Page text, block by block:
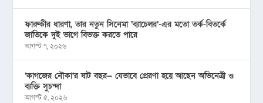
ফারুকীর ধারণা, তার নতুন সিনেমা ‘ব্যাচেলর’-এর মতো তর্ক-বিতর্কে
জাতিকে দুই ভাগে বিভক্ত করতে পারে
আগস্ট ৭, ২০২৬
‘কাগজের নৌকা’র ষাট বছর— যেভাবে প্রেরণা হয়ে আছেন অভিনেত্রী ও
ব্যক্তি সুচন্দা
আগস্ট ৫, ২০২৬